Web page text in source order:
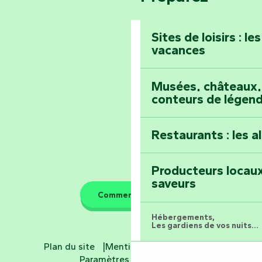
Maillezais
Montez au
Tout l'agenda
Sites de loisirs :
vacances
Musées,
conteurs de
Restaurants : les
Producteurs
saveurs
Hébergements,
Les gardiens de vos nuits...
Comment venir ?
Plan du site Mentions légales
Paramètres des cookies